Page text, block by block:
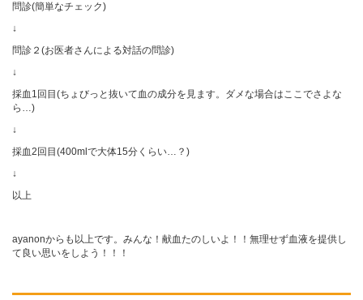
問診(簡単なチェック)
↓
問診２(お医者さんによる対話の問診)
↓
採血1回目(ちょびっと抜いて血の成分を見ます。ダメな場合はここでさよな
ら…)
↓
採血2回目(400mlで大体15分くらい…？)
↓
以上
ayanonからも以上です。みんな！献血たのしいよ！！無理せず血液を提供し
て良い思いをしよう！！！